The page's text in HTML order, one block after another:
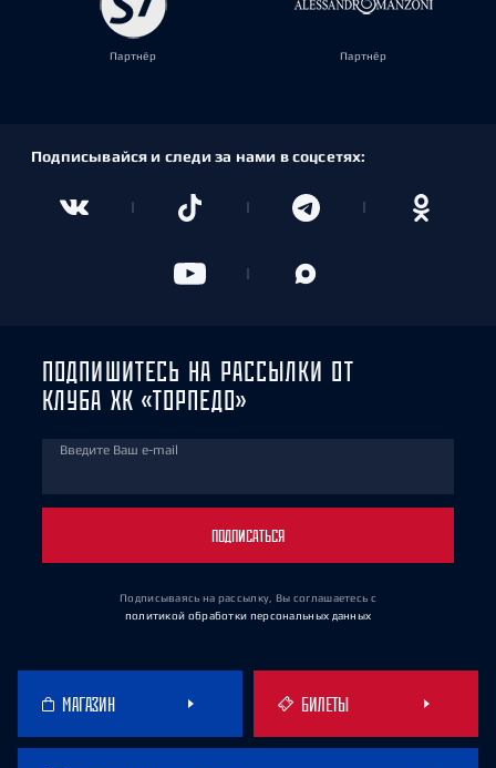
Партнёр Партнёр
Подписывайся и следи за нами в соцсетях:
ПОДПИШИТЕСЬ НА РАССЫЛКИ ОТ
КЛУБА ХК «ТОРПЕДО»
Введите Ваш e-mail
ПОДПИСАТЬСЯ
Подписываясь на рассылку, Вы соглашаетесь с
политикой обработки персональных данных
МАГАЗИН БИЛЕТЫ